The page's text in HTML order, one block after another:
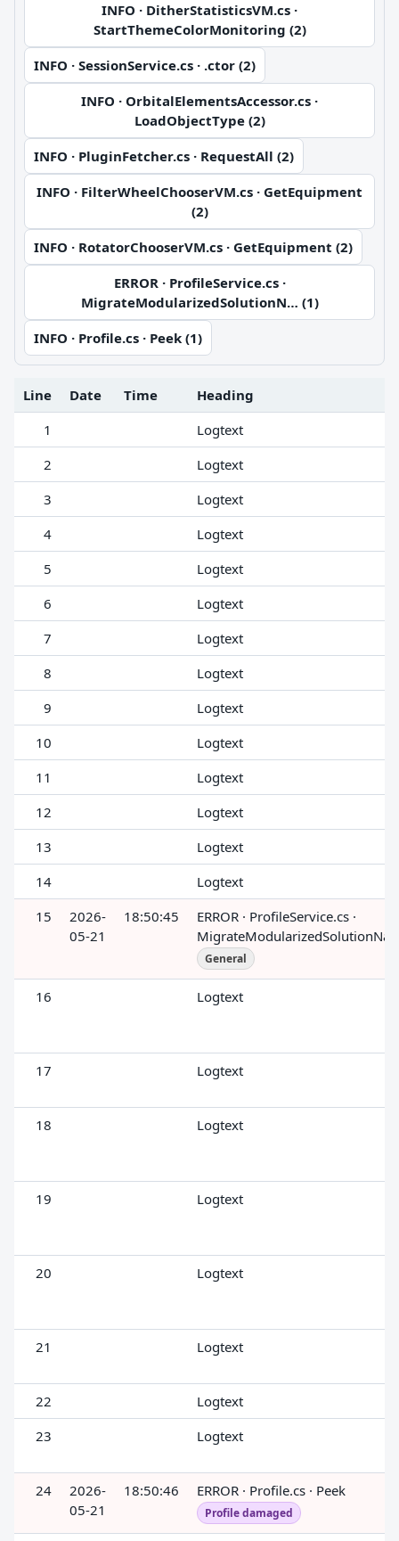
INFO · DitherStatisticsVM.cs ·
StartThemeColorMonitoring (2)
INFO · SessionService.cs · .ctor (2)
INFO · OrbitalElementsAccessor.cs ·
LoadObjectType (2)
INFO · PluginFetcher.cs · RequestAll (2)
INFO · FilterWheelChooserVM.cs · GetEquipment
(2)
INFO · RotatorChooserVM.cs · GetEquipment (2)
ERROR · ProfileService.cs ·
MigrateModularizedSolutionN… (1)
INFO · Profile.cs · Peek (1)
Line Date Time
Heading
1
Logtext
2
Logtext
3
Logtext
4
Logtext
5
Logtext
6
Logtext
7
Logtext
8
Logtext
9
Logtext
10
Logtext
11
Logtext
12
Logtext
13
Logtext
14
Logtext
15
2026-
05-21
18:50:45
ERROR · ProfileService.cs ·
General
16 Logtext
17 Logtext
18 Logtext
19 Logtext
20 Logtext
21 Logtext
22
Logtext
23
Logtext
24
2026-
05-21
18:50:46 ERROR · Profile.cs · Peek
Profile damaged